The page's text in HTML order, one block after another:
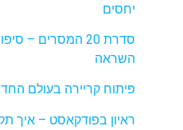
יחסים
סדרת 20 המסרים –
השראה
פיתוח קריירה בעולם
ראיון בפודקאסט – איך